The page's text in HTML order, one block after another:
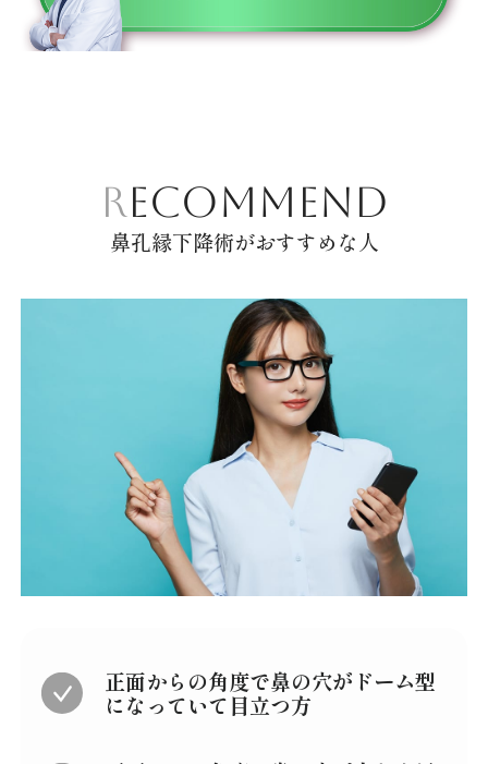
RECOMMEND
鼻孔縁下降術がおすすめな人
正面からの角度で鼻の穴がドーム型
になっていて目立つ方